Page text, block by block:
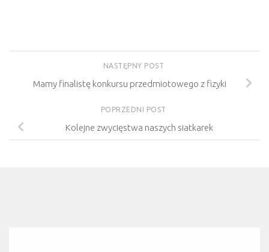
NASTĘPNY POST
Mamy finalistę konkursu przedmiotowego z fizyki
POPRZEDNI POST
Kolejne zwycięstwa naszych siatkarek